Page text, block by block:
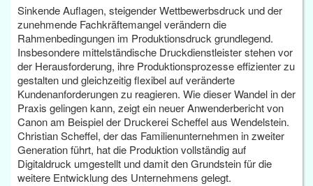
Sinkende Auflagen, steigender Wettbewerbsdruck und der
zunehmende Fachkräftemangel verändern die
Rahmenbedingungen im Produktionsdruck grundlegend.
Insbesondere mittelständische Druckdienstleister stehen vor
der Herausforderung, ihre Produktionsprozesse effizienter zu
gestalten und gleichzeitig flexibel auf veränderte
Kundenanforderungen zu reagieren. Wie dieser Wandel in der
Praxis gelingen kann, zeigt ein neuer Anwenderbericht von
Canon am Beispiel der Druckerei Scheffel aus Wendelstein.
Christian Scheffel, der das Familienunternehmen in zweiter
Generation führt, hat die Produktion vollständig auf
Digitaldruck umgestellt und damit den Grundstein für die
weitere Entwicklung des Unternehmens gelegt.